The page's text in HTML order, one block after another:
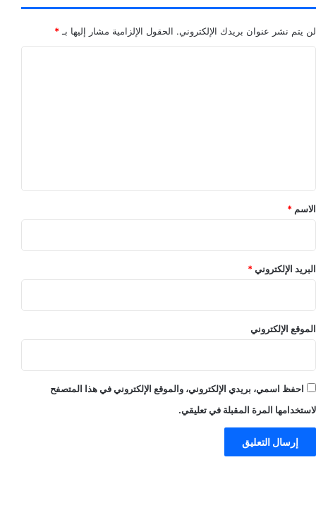
لن يتم نشر عنوان بريدك الإلكتروني. الحقول الإلزامية مشار إليها بـ *
*
الاسم *
البريد الإلكتروني*
الموقع الإلكتروني
احفظ اسمي، بريدي الإلكتروني، والموقع الإلكتروني في هذا المتصفح
لاستخدامها المرة المقبلة في تعليقي.